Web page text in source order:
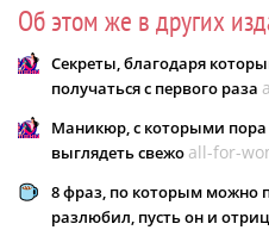
Об этом же в других
Секреты, благодаря
получаться с первого раза
Маникюр, с которыми
выглядеть свежо all-for-
8 фраз, по которым можно
разлюбил, пусть он и